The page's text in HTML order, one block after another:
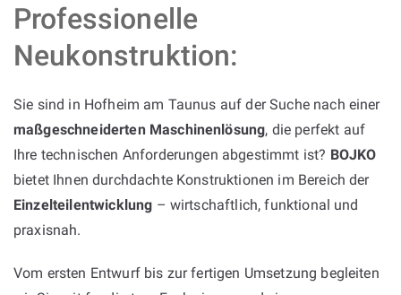
Professionelle
Neukonstruktion:
Sie sind in Hofheim am Taunus auf der Suche nach einer
maßgeschneiderten Maschinenlösung, die perfekt auf
Ihre technischen Anforderungen abgestimmt ist? BOJKO
bietet Ihnen durchdachte Konstruktionen im Bereich der
Einzelteilentwicklung – wirtschaftlich, funktional und
praxisnah.
Vom ersten Entwurf bis zur fertigen Umsetzung begleiten